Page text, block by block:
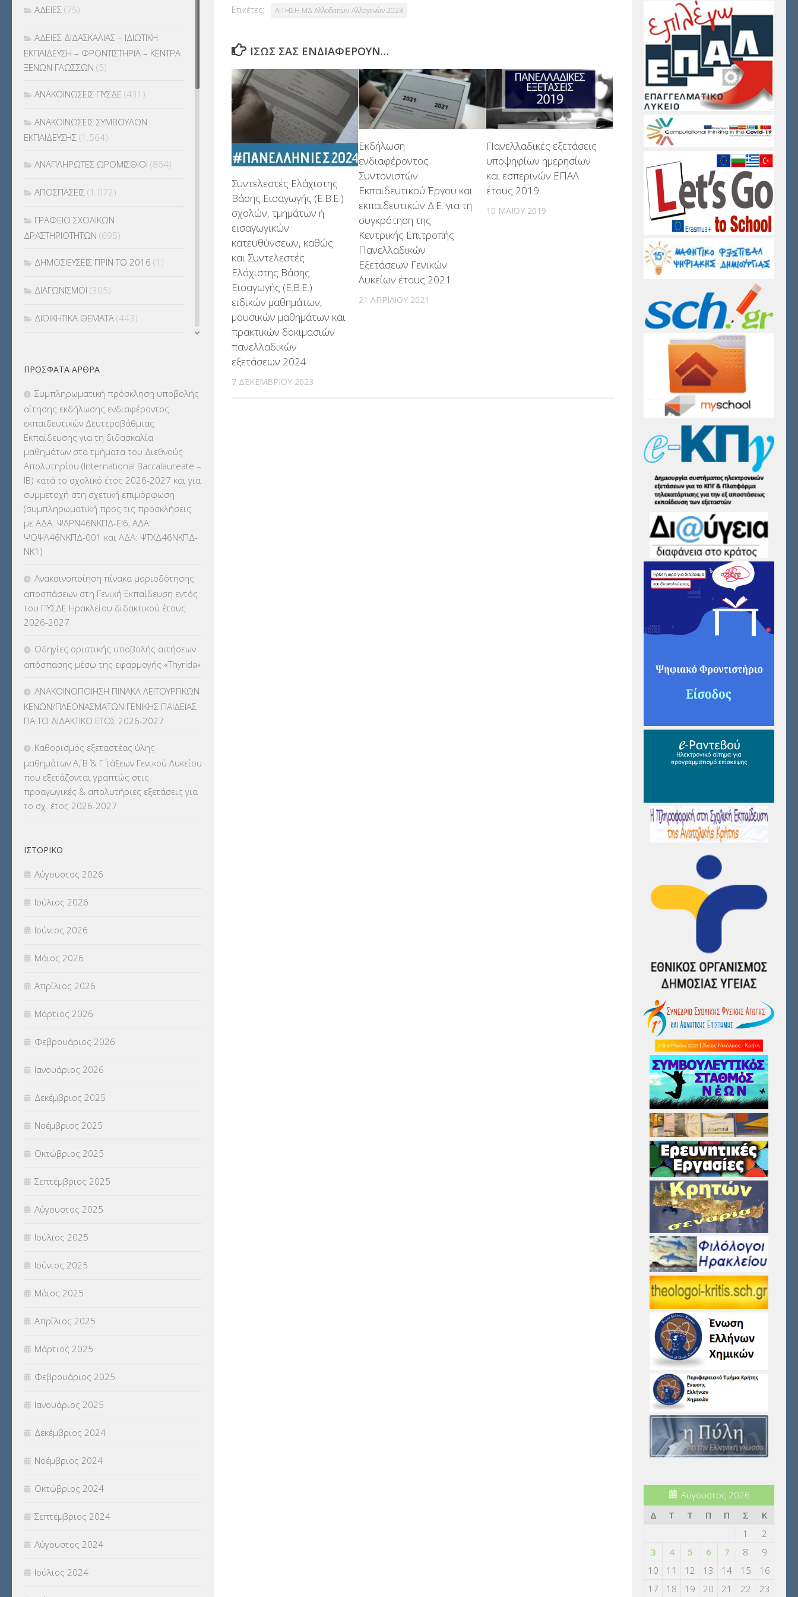
Ετικέτες: ΑΙΤΗΣΗ ΜΔ Αλλοδαπών-Αλλογενών 2023
ΊΣΩΣ ΣΑΣ ΕΝΔΙΑΦΈΡΟΥΝ…
Συντελεστές Ελάχιστης
Βάσης Εισαγωγής (Ε.Β.Ε.)
σχολών, τμημάτων ή
εισαγωγικών
κατευθύνσεων, καθώς
και Συντελεστές
Ελάχιστης Βάσης
Εισαγωγής (Ε.Β.Ε.)
ειδικών μαθημάτων,
μουσικών μαθημάτων και
πρακτικών δοκιμασιών
πανελλαδικών
εξετάσεων 2024
7 ΔΕΚΕΜΒΡΊΟΥ 2023
Εκδήλωση
ενδιαφέροντος
Συντονιστών
Εκπαιδευτικού Έργου και
εκπαιδευτικών Δ.Ε. για τη
συγκρότηση της
Κεντρικής Επιτροπής
Πανελλαδικών
Εξετάσεων Γενικών
Λυκείων έτους 2021
21 ΑΠΡΙΛΊΟΥ 2021
Πανελλαδικές εξετάσεις
υποψηφίων ημερησίων
και εσπερινών ΕΠΑΛ
έτους 2019
10 ΜΑΪ́ΟΥ 2019
ΑΔΕΙΕΣ (75)
ΑΔΕΙΕΣ ΔΙΔΑΣΚΑΛΙΑΣ – ΙΔΙΩΤΙΚΗ
ΕΚΠΑΙΔΕΥΣΗ – ΦΡΟΝΤΙΣΤΗΡΙΑ – ΚΕΝΤΡΑ
ΞΕΝΩΝ ΓΛΩΣΣΩΝ (5)
ΑΝΑΚΟΙΝΩΣΕΙΣ ΠΥΣΔΕ (431)
ΑΝΑΚΟΙΝΩΣΕΙΣ ΣΥΜΒΟΥΛΩΝ
ΕΚΠΑΙΔΕΥΣΗΣ (1.564)
ΑΝΑΠΛΗΡΩΤΕΣ ΩΡΟΜΙΣΘΙΟΙ (864)
ΑΠΟΣΠΑΣΕΙΣ (1.072)
ΓΡΑΦΕΙΟ ΣΧΟΛΙΚΩΝ
ΔΡΑΣΤΗΡΙΟΤΗΤΩΝ (695)
ΔΗΜΟΣΙΕΥΣΕΙΣ ΠΡΙΝ ΤΟ 2016 (1)
ΔΙΑΓΩΝΙΣΜΟΙ (305)
ΔΙΟΙΚΗΤΙΚΑ ΘΕΜΑΤΑ (443)
ΕΚΔΡΟΜΕΣ(7.354)
ΕΚΠΑΙΔΕΥΤΙΚΑ ΘΕΜΑΤΑ (2.824)
ΕΠΑΛ(366)
ΕΠΙΜΟΡΦΩΣΗ Τ.Π.Ε.(10)
ΕΥΡΩΠΑΪΚΑ ΠΡΟΓΡΑΜΜΑΤΑ(230)
ΚΕΣΥ(60)
ΚΕΣΥΠ(109)
ΓΛΩΣΣΟΜΑΘΕΙΑΣ(135)
ΚΠπ- ΚΡΑΤΙΚΟ ΠΙΣΤΟΠΟΙΗΤΙΚΟ
ΠΛΗΡΟΦΟΡΙΚΗΣ
ΛΟΙΠΑ(309)
ΜΕΤΑΘΕΣΕΙΣ-ΤΟΠΟΘΕΤΗΣΕΙΣ
ΒΕΛΤΙΩΣΕΙΣ(319)
ΜΕΤΑΤΑΞΕΙΣ(87)
ΜΕΤΑΦΟΡΑ ΜΑΘΗΤΩΝ(3)
ΝΟΜΟΘΕΣΙΑ(66)
(18)
ΣΥΝΤΑΞΕΙΣ(12)
ΣΧΟΛΙΚΟΙ ΣΥΜΒΟΥΛΟΙ
ΥΠΕΡΑΡΙΘΜΟΙ(1)
ΥΠΟΤΡΟΦΙΕΣ(28)
ΦΥΣΙΚΗ ΑΓΩΓΗ(692)
Χωρίς κατηγορία
ΠΡΌΣΦΑΤΑ ΆΡΘΡΑ
Συμπληρωματική πρόσκληση υποβολής
αίτησης εκδήλωσης ενδιαφέροντος
εκπαιδευτικών Δευτεροβάθμιας
Εκπαίδευσης για τη διδασκαλία
μαθημάτων στα τμήματα του Διεθνούς
Απολυτηρίου (International Baccalaureate –
IB) κατά το σχολικό έτος 2026-2027 και για
συμμετοχή στη σχετική επιμόρφωση
(συμπληρωματική προς τις προσκλήσεις
με ΑΔΑ: ΨΛΡΝ46ΝΚΠΔ-ΕΙ6, ΑΔΑ:
ΨΟΨΛ46ΝΚΠΔ-001 και ΑΔΑ: ΨΤΧΔ46ΝΚΠΔ-
ΝΚ1)
Ανακοινοποίηση πίνακα μοριοδότησης
αποσπάσεων στη Γενική Εκπαίδευση εντός
του ΠΥΣΔΕ Ηρακλείου διδακτικού έτους
2026-2027
Οδηγίες οριστικής υποβολής αιτήσεων
απόσπασης μέσω της εφαρμογής «Thyrida»
ΑΝΑΚΟΙΝΟΠΟΙΗΣΗ ΠΙΝΑΚΑ ΛΕΙΤΟΥΡΓΙΚΩΝ
ΚΕΝΩΝ/ΠΛΕΟΝΑΣΜΑΤΩΝ ΓΕΝΙΚΗΣ ΠΑΙΔΕΙΑΣ
ΓΙΑ ΤΟ ΔΙΔΑΚΤΙΚΟ ΕΤΟΣ 2026-2027
Καθορισμός εξεταστέας ύλης
μαθημάτων Α΄, Β΄ & Γ΄ τάξεων Γενικού Λυκείου
που εξετάζονται γραπτώς στις
προαγωγικές & απολυτήριες εξετάσεις για
το σχ. έτος 2026-2027
ΙΣΤΟΡΙΚΌ
Αύγουστος 2026
Ιούλιος 2026
Ιούνιος 2026
Μάιος 2026
Απρίλιος 2026
Μάρτιος 2026
Φεβρουάριος 2026
Ιανουάριος 2026
Δεκέμβριος 2025
Νοέμβριος 2025
Οκτώβριος 2025
Σεπτέμβριος 2025
Αύγουστος 2025
Ιούλιος 2025
Ιούνιος 2025
Μάιος 2025
Απρίλιος 2025
Μάρτιος 2025
Φεβρουάριος 2025
Ιανουάριος 2025
Δεκέμβριος 2024
Νοέμβριος 2024
Οκτώβριος 2024
Σεπτέμβριος 2024
Αύγουστος 2024
Ιούλιος 2024
Αύγουστος 2026
Δ
Τ Τ Π Π Σ
Κ
1
2
3
4 5 6 7 8
9
10
11 12 13 14 15
16
17
18 19 20 21 22 23